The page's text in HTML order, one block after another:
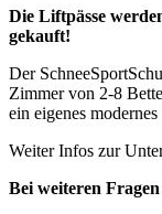
Die Liftpässe
gekauft!
Der
Zimmer von 2-8
ein eigenes
Weiter Infos zur
Bei weiteren